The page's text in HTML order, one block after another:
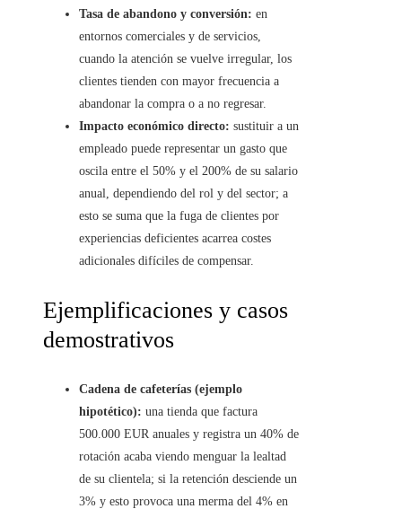
Tasa de abandono y conversión: en
entornos comerciales y de servicios,
cuando la atención se vuelve irregular, los
clientes tienden con mayor frecuencia a
abandonar la compra o a no regresar.
Impacto económico directo: sustituir a un
empleado puede representar un gasto que
oscila entre el 50% y el 200% de su salario
anual, dependiendo del rol y del sector; a
esto se suma que la fuga de clientes por
experiencias deficientes acarrea costes
adicionales difíciles de compensar.
Ejemplificaciones y casos
demostrativos
Cadena de cafeterías (ejemplo
hipotético): una tienda que factura
500.000 EUR anuales y registra un 40% de
rotación acaba viendo menguar la lealtad
de su clientela; si la retención desciende un
3% y esto provoca una merma del 4% en